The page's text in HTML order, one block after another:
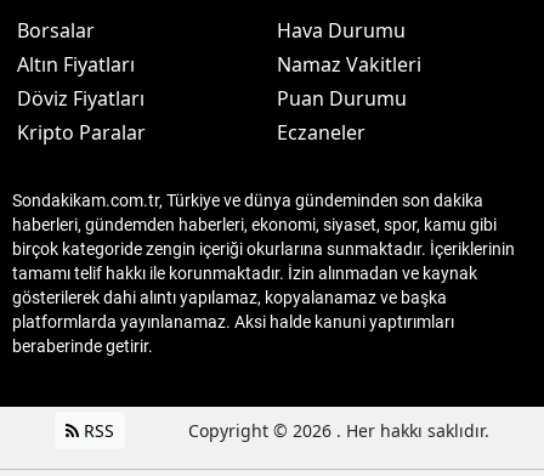
Borsalar
Altın Fiyatları
Döviz Fiyatları
Kripto Paralar
Hava Durumu
Namaz Vakitleri
Puan Durumu
Eczaneler
Sondakikam.com.tr, Türkiye ve dünya gündeminden son dakika
haberleri, gündemden haberleri, ekonomi, siyaset, spor, kamu gibi
birçok kategoride zengin içeriği okurlarına sunmaktadır. İçeriklerinin
tamamı telif hakkı ile korunmaktadır. İzin alınmadan ve kaynak
gösterilerek dahi alıntı yapılamaz, kopyalanamaz ve başka
platformlarda yayınlanamaz. Aksi halde kanuni yaptırımları
beraberinde getirir.
RSS Copyright © 2026 . Her hakkı saklıdır.